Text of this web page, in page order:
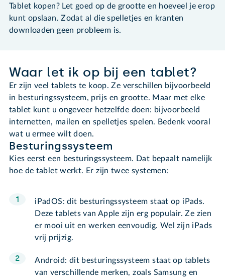
Tablet kopen? Let goed op de grootte en hoeveel je erop
kunt opslaan. Zodat al die spelletjes en kranten
downloaden geen probleem is.
Waar let ik op bij een tablet?
Er zijn veel tablets te koop. Ze verschillen bijvoorbeeld
in besturingssysteem, prijs en grootte. Maar met elke
tablet kunt u ongeveer hetzelfde doen: bijvoorbeeld
internetten, mailen en spelletjes spelen. Bedenk vooral
wat u ermee wilt doen.
Besturingssysteem
Kies eerst een besturingssysteem. Dat bepaalt namelijk
hoe de tablet werkt. Er zijn twee systemen:
iPadOS: dit besturingssysteem staat op iPads.
Deze tablets van Apple zijn erg populair. Ze zien
er mooi uit en werken eenvoudig. Wel zijn iPads
vrij prijzig.
Android: dit besturingssysteem staat op tablets
van verschillende merken, zoals Samsung en